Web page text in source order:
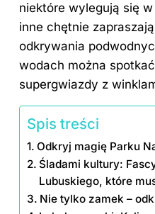
niektóre wylegują się
inne chętnie
odkrywania
wodach można
supergwiazdy z
Spis treści
Odkryj magię Parku
Śladami kultury:
Lubuskiego, które
Nie tylko zamek –